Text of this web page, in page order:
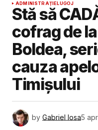
ADMINISTRAȚIELUGOJ
Stă să
cofrag de
Boldea,
cauza
Timişului
by Gabriel Iosa5